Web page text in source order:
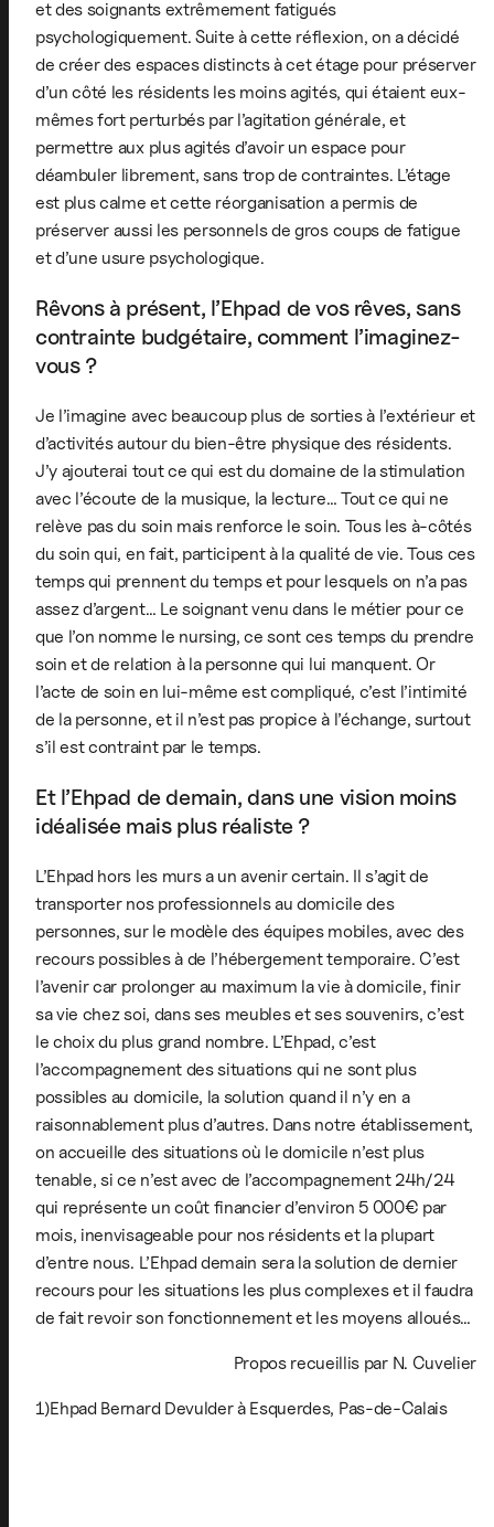
et des soignants extrêmement fatigués
psychologiquement. Suite à cette réflexion, on a décidé
de créer des espaces distincts à cet étage pour préserver
d’un côté les résidents les moins agités, qui étaient eux-
mêmes fort perturbés par l’agitation générale, et
permettre aux plus agités d’avoir un espace pour
déambuler librement, sans trop de contraintes. L’étage
est plus calme et cette réorganisation a permis de
préserver aussi les personnels de gros coups de fatigue
et d’une usure psychologique.
Rêvons à présent, l’Ehpad de vos rêves, sans
contrainte budgétaire, comment l’imaginez-
vous ?
Je l’imagine avec beaucoup plus de sorties à l’extérieur et
d’activités autour du bien-être physique des résidents.
J’y ajouterai tout ce qui est du domaine de la stimulation
avec l’écoute de la musique, la lecture… Tout ce qui ne
relève pas du soin mais renforce le soin. Tous les à-côtés
du soin qui, en fait, participent à la qualité de vie. Tous ces
temps qui prennent du temps et pour lesquels on n’a pas
assez d’argent… Le soignant venu dans le métier pour ce
que l’on nomme le nursing, ce sont ces temps du prendre
soin et de relation à la personne qui lui manquent. Or
l’acte de soin en lui-même est compliqué, c’est l’intimité
de la personne, et il n’est pas propice à l’échange, surtout
s’il est contraint par le temps.
Et l’Ehpad de demain, dans une vision moins
idéalisée mais plus réaliste ?
L’Ehpad hors les murs a un avenir certain. Il s’agit de
transporter nos professionnels au domicile des
personnes, sur le modèle des équipes mobiles, avec des
recours possibles à de l’hébergement temporaire. C’est
l’avenir car prolonger au maximum la vie à domicile, finir
sa vie chez soi, dans ses meubles et ses souvenirs, c’est
le choix du plus grand nombre. L’Ehpad, c’est
l’accompagnement des situations qui ne sont plus
possibles au domicile, la solution quand il n’y en a
raisonnablement plus d’autres. Dans notre établissement,
on accueille des situations où le domicile n’est plus
tenable, si ce n’est avec de l’accompagnement 24h/24
qui représente un coût financier d’environ 5 000€ par
mois, inenvisageable pour nos résidents et la plupart
d’entre nous. L’Ehpad demain sera la solution de dernier
recours pour les situations les plus complexes et il faudra
de fait revoir son fonctionnement et les moyens alloués…
Propos recueillis par N. Cuvelier
1)Ehpad Bernard Devulder à Esquerdes, Pas-de-Calais